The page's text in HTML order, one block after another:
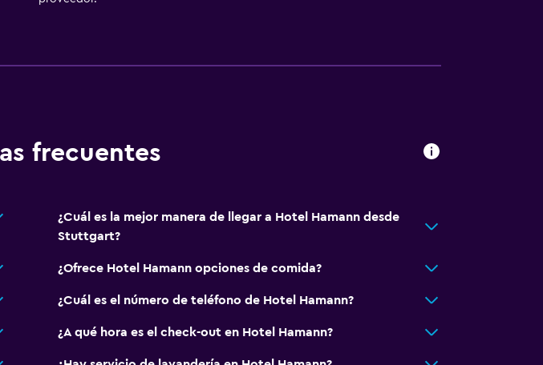
Seguridad las 24 horas
Traslado aeropuerto
Estacionamiento gratuito
frecuentes
¿Cuál es la mejor manera de llegar a Hotel Hamann desde
Stuttgart?
¿Ofrece Hotel Hamann opciones de comida?
¿Cuál es el número de teléfono de Hotel Hamann?
¿A qué hora es el check-out en Hotel Hamann?